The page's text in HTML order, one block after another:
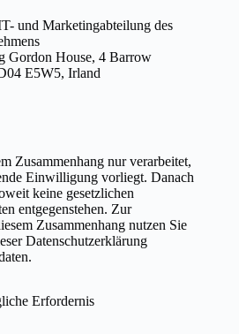
und Marketingabteilung des
Gordon House, 4 Barrow
E5W5, Irland
Zusammenhang nur verarbeitet,
Einwilligung vorliegt. Danach
keine gesetzlichen
entgegenstehen. Zur
Zusammenhang nutzen Sie
Datenschutzerklärung
Erfordernis